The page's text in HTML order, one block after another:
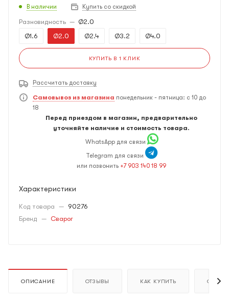
В наличии Купить со скидкой
Разновидность — Ø2.0
Ø1.6
Ø2.0 Ø2.4 Ø3.2 Ø4.0
КУПИТЬ В 1 КЛИК
Рассчитать доставку
Самовывоз из магазина понедельник - пятница: с 10 до
18
Перед приездом в магазин, предварительно
уточняйте наличие и стоимость товара.
WhatsApp для связи
Telegram для связи
или позвонить +7 903 140 18 99
Характеристики
Код товара — 90276
Бренд — Сварог
ОПИСАНИЕ ОТЗЫВЫ КАК КУПИТЬ ОПЛАТА